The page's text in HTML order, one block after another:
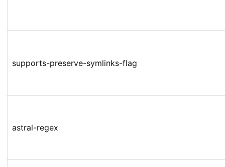
supports-preserve-symlinks-flag
astral-regex